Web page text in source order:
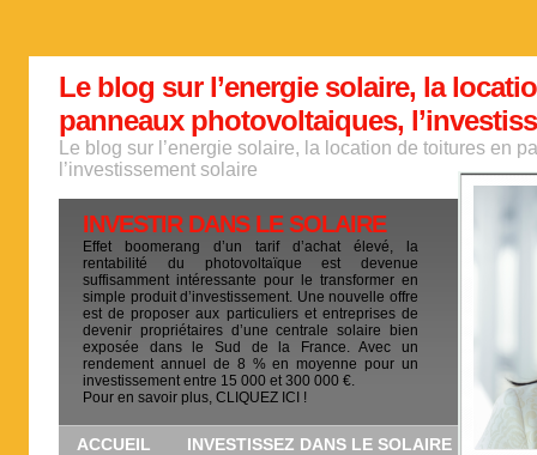
Le blog sur l’energie solaire, la
panneaux photovoltaiques,
Le blog sur l’energie solaire, la location de toitures en
l’investissement solaire
INVESTIR DANS LE SOLAIRE
Effet boomerang d’un tarif d’achat élevé, la
rentabilité du photovoltaïque est devenue
suffisamment intéressante pour le transformer en
simple produit d’investissement. Une nouvelle offre
est de proposer aux particuliers et entreprises de
devenir propriétaires d’une centrale solaire bien
exposée dans le Sud de la France. Avec un
rendement annuel de 8 % en moyenne pour un
investissement entre 15 000 et 300 000 €.
Pour en savoir plus, CLIQUEZ ICI !
ACCUEIL INVESTISSEZ DANS LE SOLAIRE